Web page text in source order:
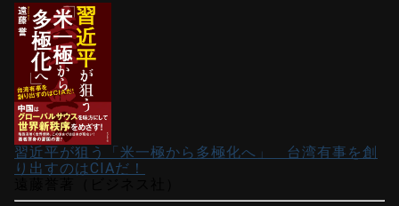
習近平が狙う「米一極から多極化へ」 台湾有事を創
り出すのはCIAだ！